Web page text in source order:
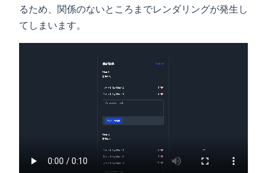
るため、関係のないところまでレンダリングが発生し
てしまいます。